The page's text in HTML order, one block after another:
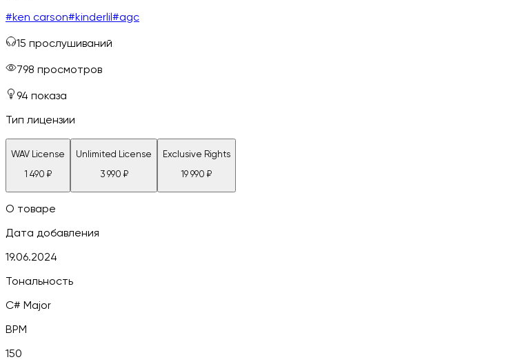
#ken carson#kinderlil #agc
15 прослушиваний
798 просмотров
94 показа
Тип лицензии
WAV License
1 490 ₽
Unlimited License
3 990 ₽
Exclusive Rights
19 990 ₽
О товаре
Дата добавления
19.06.2024
Тональность
C# Major
BPM
150